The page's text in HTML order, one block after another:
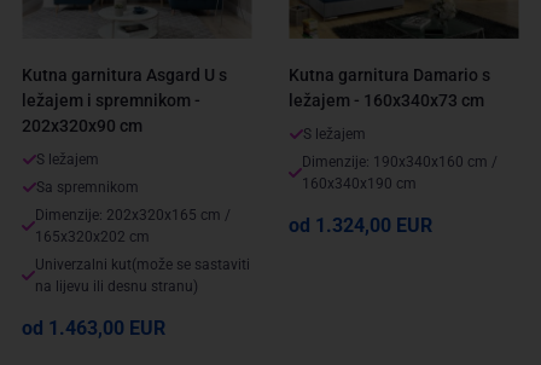
Kutna garnitura Asgard U s
ležajem i spremnikom -
202x320x90 cm
S ležajem
Sa spremnikom
Dimenzije: 202x320x165 cm /
165x320x202 cm
Univerzalni kut(može se sastaviti
na lijevu ili desnu stranu)
od 1.463,00 EUR
Kutna garnitura Damario s
ležajem - 160x340x73 cm
S ležajem
Dimenzije: 190x340x160 cm /
160x340x190 cm
od 1.324,00 EUR